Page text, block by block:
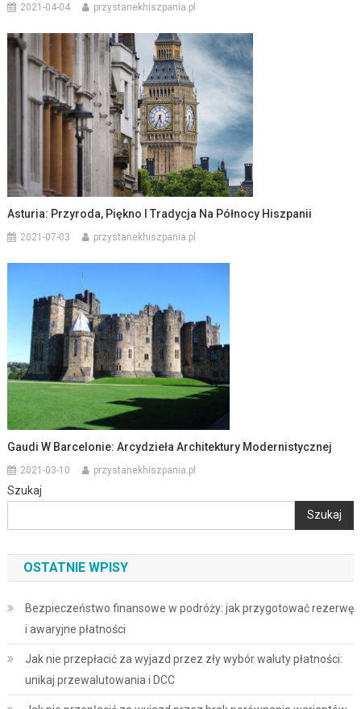
2021-04-04 przystanekhiszpania.pl
Asturia: Przyroda, Piękno I Tradycja Na Północy Hiszpanii
2021-07-03 przystanekhiszpania.pl
Gaudi W Barcelonie: Arcydzieła Architektury Modernistycznej
2021-03-10 przystanekhiszpania.pl
Szukaj
Szukaj
OSTATNIE WPISY
Bezpieczeństwo finansowe w podróży: jak przygotować rezerwę
i awaryjne płatności
Jak nie przepłacić za wyjazd przez zły wybór waluty płatności:
unikaj przewalutowania i DCC